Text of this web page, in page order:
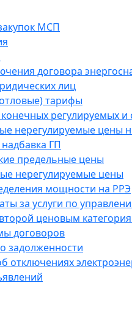
МСП
договора
лиц
тарифы
регулируемых
нерегулируемые цены
ГП
предельные цены
нерегулируемые цены
мощности на РРЭ
за услуги по
ценовым
договоров
задолженности
отключениях